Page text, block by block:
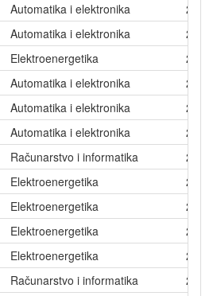
Automatika i elektronika
Automatika i elektronika
Elektroenergetika
Automatika i elektronika
Automatika i elektronika
Automatika i elektronika
Računarstvo i informatika
Elektroenergetika
Elektroenergetika
Elektroenergetika
Elektroenergetika
Računarstvo i informatika